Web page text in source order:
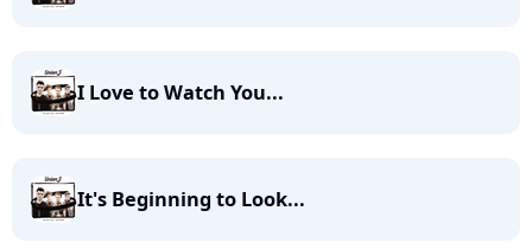
I Love to Watch You...
It's Beginning to Look...